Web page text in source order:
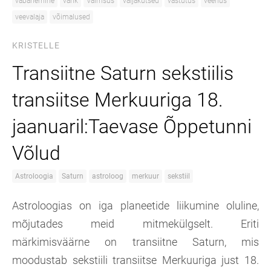
veevalaja
võimalused
KRISTELLE
Transiitne Saturn sekstiilis
transiitse Merkuuriga 18.
jaanuaril:Taevase Õppetunni
Võlud
Astroloogia Saturn astroloog merkuur sekstiil
Astroloogias on iga planeetide liikumine oluline,
mõjutades meid mitmekülgselt. Eriti
märkimisväärne on transiitne Saturn, mis
moodustab sekstiili transiitse Merkuuriga just 18.